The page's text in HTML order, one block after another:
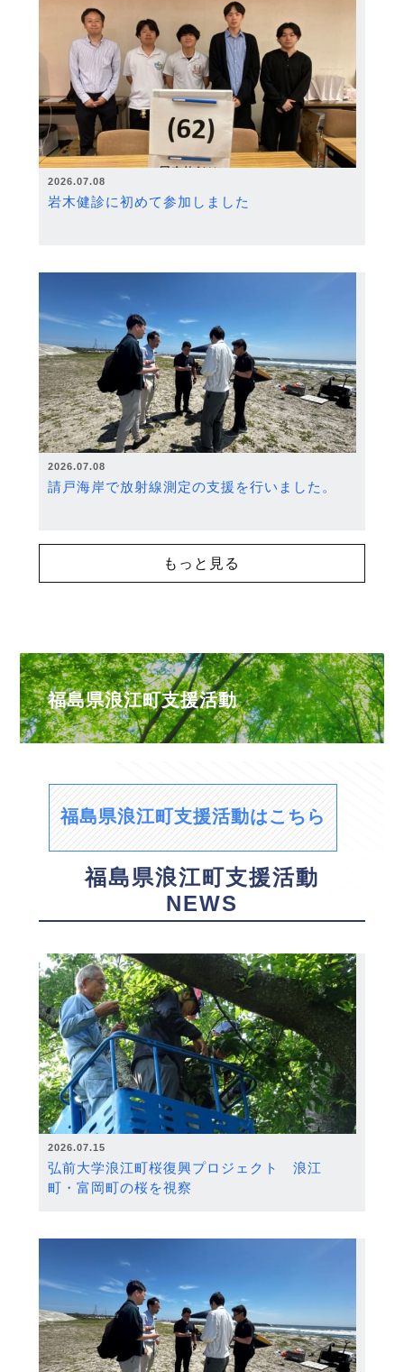
2026.07.08
岩木健診に初めて参加しました
2026.07.08
請戸海岸で放射線測定の支援を行いました。
もっと見る
福島県浪江町支援活動
福島県浪江町支援活動はこちら
福島県浪江町支援活動
NEWS
2026.07.15
弘前大学浪江町桜復興プロジェクト 浪江
町・富岡町の桜を視察